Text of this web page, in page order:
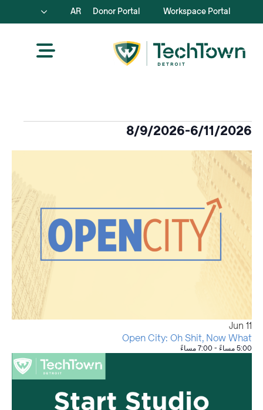
Workspace Portal
Donor Portal
AR
الفعاليات
6/11/2026
-
8/9/2026
التاريخ.
قائمة
الأحداث
في
عرض
الصور
Jun
Open City: Oh Shit, Now What
5:00 مساءً -7:00 مساءً